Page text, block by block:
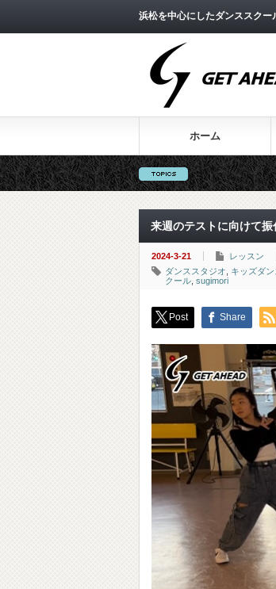
浜松を中心にしたダンススク
ホーム
来週のテストに向けて
2024-3-21
レッスン
ダンススタジオ
キッズダン
クール sugimori
Post Share